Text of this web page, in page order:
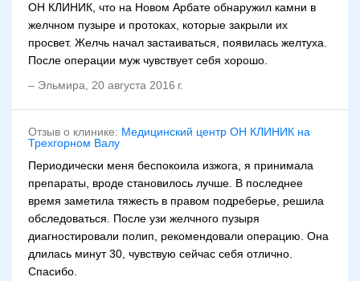
ОН КЛИНИК, что на Новом Арбате обнаружил камни в
желчном пузыре и протоках, которые закрыли их
просвет. Желчь начал застаиваться, появилась желтуха.
После операции муж чувствует себя хорошо.
– Эльмира, 20 августа 2016 г.
Отзыв о клинике: Медицинский центр ОН КЛИНИК на
Трехгорном Валу
Периодически меня беспокоила изжога, я принимала
препараты, вроде становилось лучше. В последнее
время заметила тяжесть в правом подреберье, решила
обследоваться. После узи желчного пузыря
диагностировали полип, рекомендовали операцию. Она
длилась минут 30, чувствую сейчас себя отлично.
Спасибо.